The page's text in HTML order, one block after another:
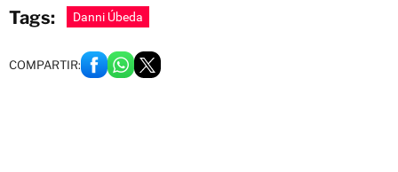
Tags: Danni Úbeda
COMPARTIR: